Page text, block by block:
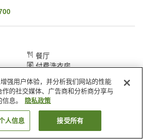
餐厅
付费洗衣房
京都 京阪京都八条口酒店
搜索客房
强用户体验，并分析我们网站的性能
的社交媒体、广告商和分析商分享与
息。
隐私政策
人信息 接受所有